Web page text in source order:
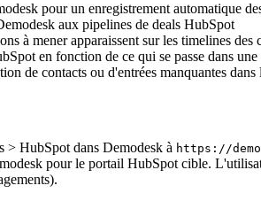
pour un enregistrement automatique
aux pipelines de deals HubSpot
à mener apparaissent sur les timelines des
en fonction de ce qui se passe dans
de contacts ou d'entrées manquantes
> HubSpot dans Demodesk à https://
pour le portail HubSpot cible.